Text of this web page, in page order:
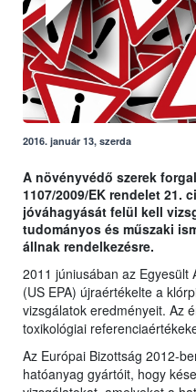
2016. január 13, szerda
A növényvédő szerek
1107/2009/EK rendelet 21.
jóváhagyását felül kell
tudományos és műszaki
állnak rendelkezésre.
2011 júniusában az Egyesült
(US EPA) újraértékelte a
vizsgálatok eredményeit. Az
toxikológiai
Az Európai Bizottság 2012-
hatóanyag gyártóit, hogy